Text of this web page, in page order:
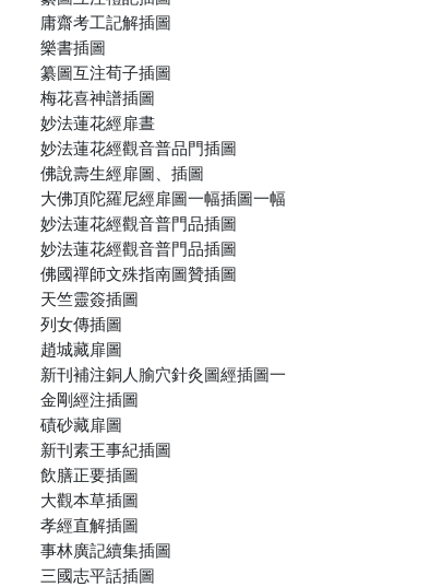
庸齋考工記解插圖
樂書插圖
纂圖互注荀子插圖
梅花喜神譜插圖
妙法蓮花經扉晝
妙法蓮花經觀音普品門插圖
佛說壽生經扉圖、插圖
大佛頂陀羅尼經扉圖一幅插圖一幅
妙法蓮花經觀音普門品插圖
妙法蓮花經觀音普門品插圖
佛國禪師文殊指南圖贊插圖
天竺靈簽插圖
列女傳插圖
趙城藏扉圖
新刊補注銅人腧穴針灸圖經插圖一
金剛經注插圖
磧砂藏扉圖
新刊素王事紀插圖
飲膳正要插圖
大觀本草插圖
孝經直解插圖
事林廣記續集插圖
三國志平話插圖